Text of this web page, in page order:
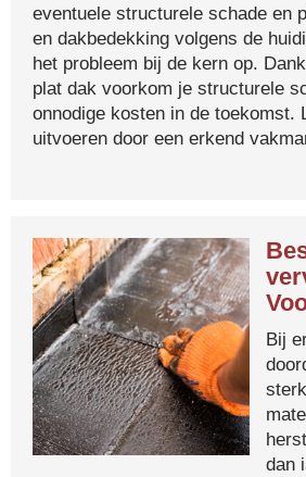
eventuele structurele schade en
en dakbedekking volgens de
het probleem bij de kern op.
plat dak voorkom je structurele
onnodige kosten in de toekomst.
uitvoeren door een erkend
Bij
dan